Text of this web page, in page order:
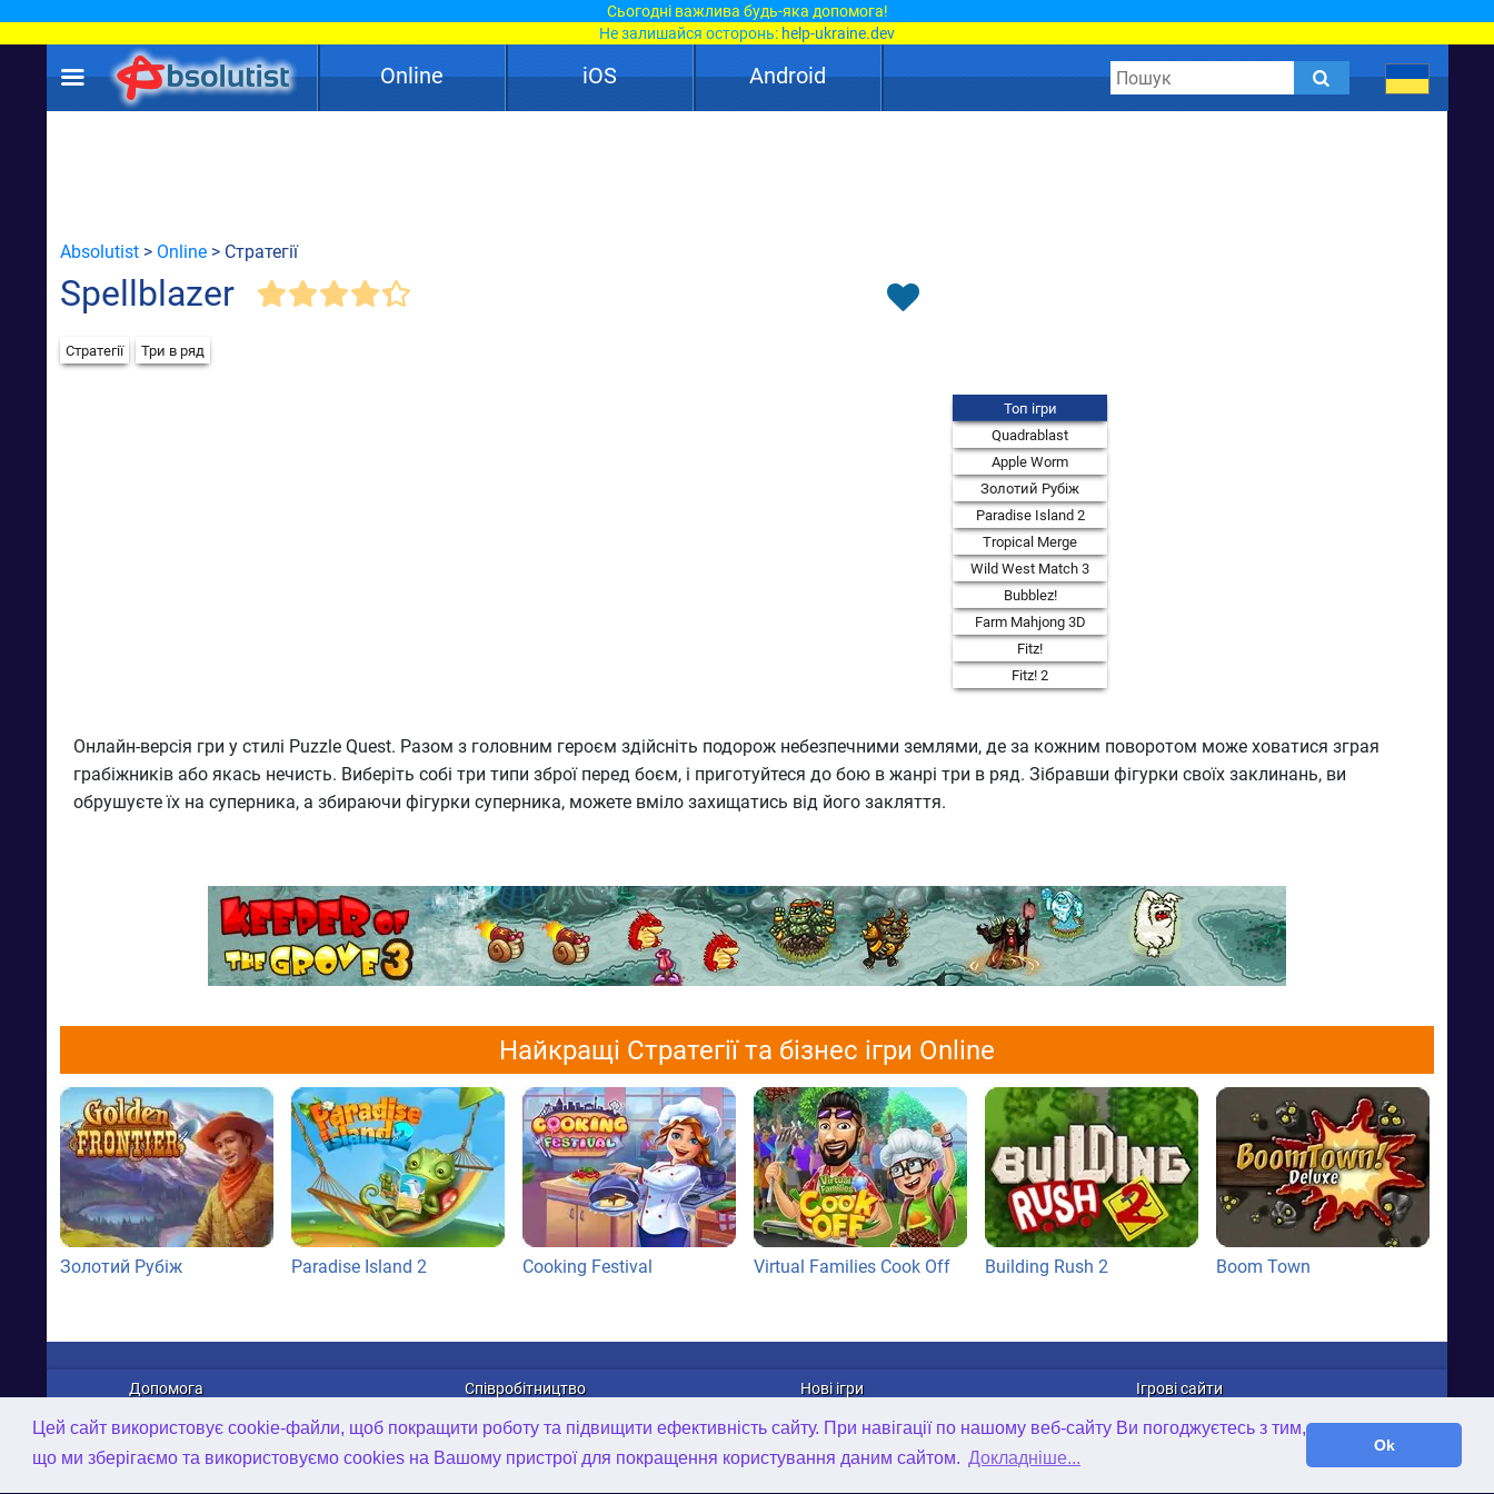
Цей сайт використовує cookie-файли, щоб покращити роботу та підвищити ефективність сайту. При навігації по нашому веб-сайту Ви погоджуєтесь з тим,
що ми зберігаємо та використовуємо cookies на Вашому пристрої для покращення користування даним сайтом. Докладніше...
Ok
Сьогодні важлива будь-яка допомога!
Не залишайся осторонь: help-ukraine.dev
Online iOS Android
Absolutist > Online > Стратегії
Spellblazer
Стратегії Три в ряд
Топ ігри
Quadrablast
Apple Worm
Золотий Рубіж
Paradise Island 2
Tropical Merge
Wild West Match 3
Bubblez!
Farm Mahjong 3D
Fitz!
Fitz! 2
Онлайн-версія гри у стилі Puzzle Quest. Разом з головним героєм здійсніть подорож небезпечними землями, де за кожним поворотом може ховатися зграя
грабіжників або якась нечисть. Виберіть собі три типи зброї перед боєм, і приготуйтеся до бою в жанрі три в ряд. Зібравши фігурки своїх заклинань, ви
обрушуєте їх на суперника, а збираючи фігурки суперника, можете вміло захищатись від його закляття.
Найкращі Стратегії та бізнес ігри Online
Золотий Рубіж Paradise Island 2 Cooking Festival Virtual Families Cook Off Building Rush 2 Boom Town
Допомога
Політика конфіденційності
Співробітництво
Реклама
Робота в компанії
Нові ігри
Онлайн ігри
Ігри для iOS
Ігрові сайти